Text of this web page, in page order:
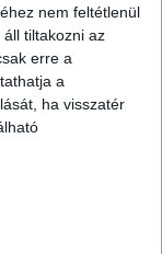
nem feltétlenül
tiltakozni az
erre a
a
ha visszatér